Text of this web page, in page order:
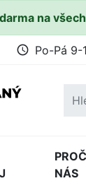
na
access_time Po-Pá 9-
NÁS